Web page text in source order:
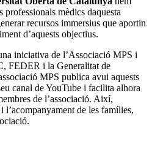
professionals mèdics daquesta
recursos immersius que aportin
d’aquests objectius.
iniciativa de l’Associació MPS i
FEDER i la Generalitat de
MPS publica avui aquests
canal de YouTube i facilita alhora
de l’associació. Així,
l’acompanyament de les famílies,